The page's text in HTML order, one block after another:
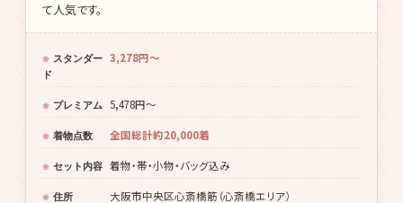
全国20店舗超を展開する大手着物レンタルチェーンwargo。ス
タンダードプラン3,278円〜
斎橋駅徒歩1分の好立地で道頓堀・難波エリアの観光起点とし
て人気です。
スタンダー
3,278円〜